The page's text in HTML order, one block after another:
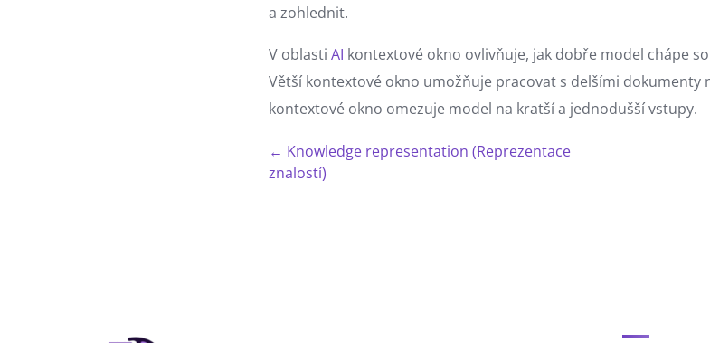
a zohlednit.
V oblastiAI kontextové okno ovlivňuje, jak dobře model chápe
Větší kontextové okno umožňuje pracovat s delšími dokumenty
kontextové okno omezuje model na kratší a jednodušší vstupy.
← Knowledge representation (Reprezentace
znalostí)